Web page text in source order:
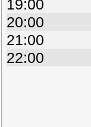
19:00
20:00
21:00
22:00